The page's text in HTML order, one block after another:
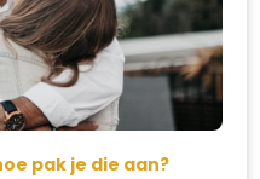
pak je die aan?